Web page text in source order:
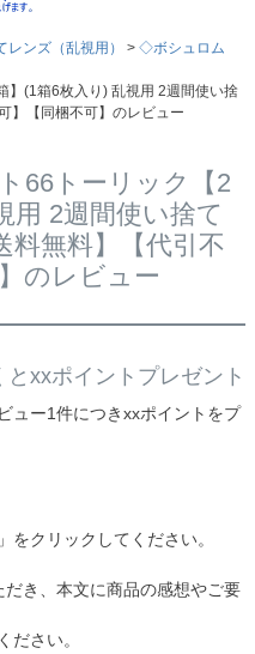
ンズ（乱視用）
◇ボシュロム
】(1箱6枚入り) 乱視用 2週間使い捨
】【同梱不可】のレビュー
66トーリック【2
用 2週間使い捨て
料無料】【代引不
のレビュー
xxポイントプレゼント
ュー1件につきxxポイントをプ
クリックしてください。
き、本文に商品の感想やご要
ださい。